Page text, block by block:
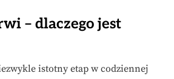
– dlaczego jest
istotny etap w codziennej